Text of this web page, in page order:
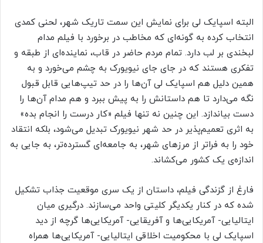
البته اسپایک لی برای نمایش این سمت تاریک شهر، لحنی کمدی
انتخاب کرده به گونه‌ای که مخاطب در برخورد با فیلم مدام
لبخندی بر لب دارد. تمام مردم حاضر در قاب، نماینده‌ای از طبقه‌ و
تفکری هستند که در جای جای نیویورک به چشم می‌خورد و به
همین دلیل هم اسپایک لی آن‌ها را در حد تیپ‌هایی قابل قبول
نگه می‌دارد تا هم داستانش را به پیش ببرد و هم مدام آن‌ها را
دست بیاندازد. این چنین نه تنها فیلم «کار درست را انجام بده»
به اثری تعمیم‌پذیر در حد شهر نیویورک تبدیل می‌شود، بلکه انتقاد
خود را به فراتر از مرزهای شهر، به جامعه‌ای گسترده‌تر، به جایی به
اندازه‌ی یک کشور می‌کشاند.
فارغ از گزندگی فیلم، داستان از یک سری موقعیت جذاب تشکیل
شده که در کنار یکدیگر کلیتی واحد می‌سازند. درگیری میان
ایتالیایی- آمریکایی‌ها و آفریقایی- آمریکایی‌ها گرچه از دید
اسپایک لی با محکومیت اخلاقی ایتالیایی- آمریکایی‌ها همراه